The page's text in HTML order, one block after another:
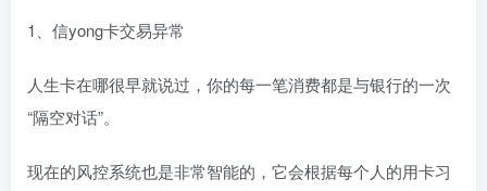
1、信yong卡交易异常
人生卡在哪很早就说过，你的每一笔消费都是与银行的一次
“隔空对话”。
现在的风控系统也是非常智能的，它会根据每个人的用卡习